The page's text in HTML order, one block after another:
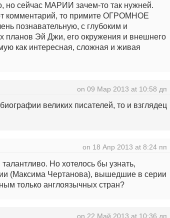
но сейчас МАРИИ зачем-то так нужней.
комментарий, то примите ОГРОМНОЕ
познавательную, с глубоким и
планов Эй Джи, его окружения и внешнего
как интересная, сложная и живая
on 09 Мар 2013 at 10:58 дп
великих писателей, то и взглядец
on 18 Апр 2013 at 8:24 пп
Но хотелось бы узнать,
(Максима Чертанова), вышедшие в серии
только англоязычных стран?
on 22 Май 2013 at 10:36 дп